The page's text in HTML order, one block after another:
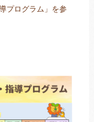
プログラム」を参